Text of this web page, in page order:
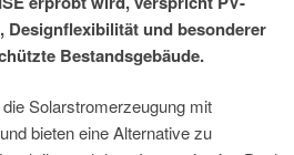
Designflexibilität und besonderer
Bestandsgebäude.
Solarstromerzeugung mit
bieten eine Alternative zu